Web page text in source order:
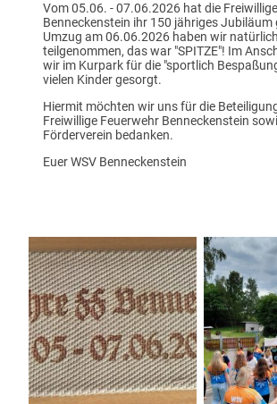
Vom 05.06. - 07.06.2026 hat die
Benneckenstein ihr 150 jähriges Jubiläum
Umzug am 06.06.2026 haben wir natürlich
teilgenommen, das war "SPITZE"! Im
wir im Kurpark für die "sportlich
vielen Kinder gesorgt.
Hiermit möchten wir uns für die
Freiwillige Feuerwehr Benneckenstein
Förderverein bedanken.
Euer WSV Benneckenstein